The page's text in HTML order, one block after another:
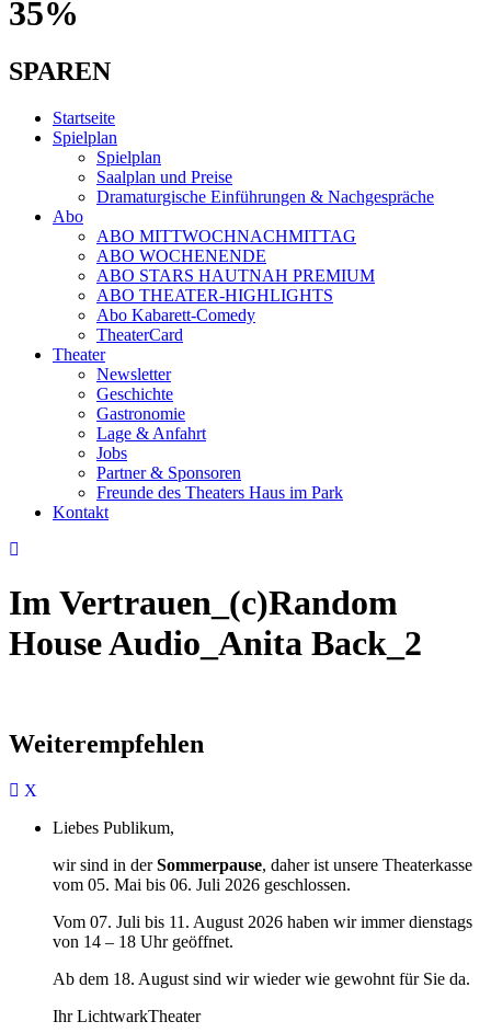
35%
SPAREN
Startseite
Spielplan
Spielplan
Saalplan und Preise
Dramaturgische Einführungen & Nachgespräche
Abo
ABO MITTWOCHNACHMITTAG
ABO WOCHENENDE
ABO STARS HAUTNAH PREMIUM
ABO THEATER-HIGHLIGHTS
Abo Kabarett-Comedy
TheaterCard
Theater
Newsletter
Geschichte
Gastronomie
Lage & Anfahrt
Jobs
Partner & Sponsoren
Freunde des Theaters Haus im Park
Kontakt
Im Vertrauen_(c)Random
House Audio_Anita Back_2
Weiterempfehlen
Liebes Publikum,
wir sind in derSommerpause, daher ist unsere Theaterkasse
vom 05. Mai bis 06. Juli 2026 geschlossen.
Vom 07. Juli bis 11. August 2026 haben wir immer dienstags
von 14 – 18 Uhr geöffnet.
Ab dem 18. August sind wir wieder wie gewohnt für Sie da.
Ihr LichtwarkTheater